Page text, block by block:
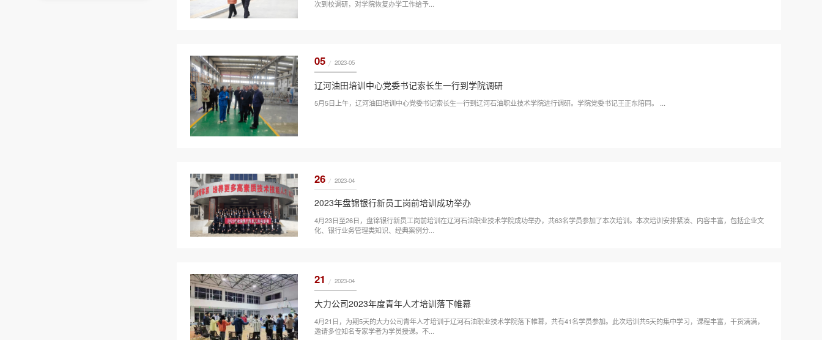
次到校调研，对学院恢复办学工作给予...
05 2023-05
辽河油田培训中心党委书记索长生一行到学院调研
26 2023-04
2023年盘锦银行新员工岗前培训成功举办
4月23日至26日，盘锦银行新员工岗前培训在辽河石油职业技术学院成功举办，共63名学员参加了本次培训。本次培训安排紧凑、内容丰富，包括企业文
化、银行业务管理类知识、经典案例分...
21 2023-04
大力公司2023年度青年人才培训落下帷幕
4月21日，为期5天的大力公司青年人才培训于辽河石油职业技术学院落下帷幕，共有41名学员参加。此次培训共5天的集中学习，课程丰富，干货满满，
邀请多位知名专家学者为学员授课。不...